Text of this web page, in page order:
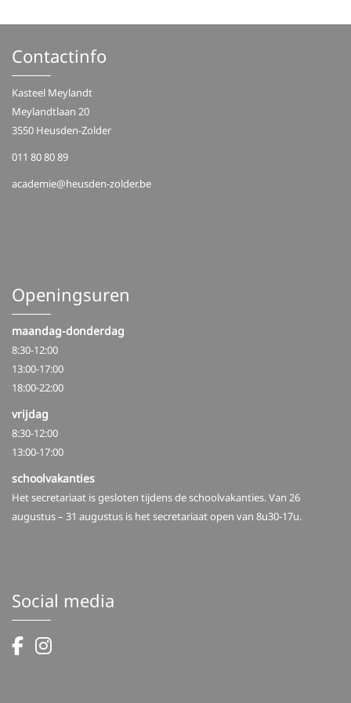
Contactinfo
Kasteel Meylandt
Meylandtlaan 20
3550 Heusden-Zolder
011 80 80 89
academie@heusden-zolder.be
Openingsuren
maandag-donderdag
8:30-12:00
13:00-17:00
18:00-22:00
vrijdag
8:30-12:00
13:00-17:00
schoolvakanties
Het secretariaat is gesloten tijdens de schoolvakanties. Van 26
augustus – 31 augustus is het secretariaat open van 8u30-17u.
Social media